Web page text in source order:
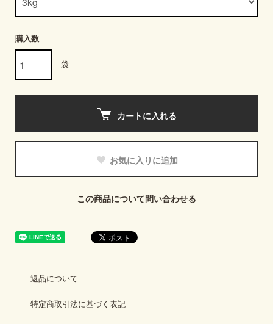
購入数
袋
カートに入れる
お気に入りに追加
この商品について問い合わせる
返品について
特定商取引法に基づく表記